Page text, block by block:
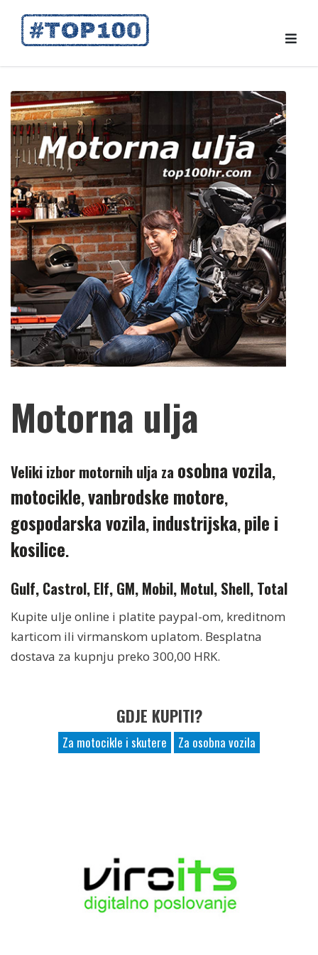
Motorna ulja
Veliki izbor motornih ulja za osobna vozila,
motocikle,vanbrodske motore,
gospodarska vozila, industrijska, pile i
kosilice.
Gulf, Castrol, Elf, GM, Mobil, Motul, Shell, Total
Kupite ulje online i platite paypal-om, kreditnom
karticom ili virmanskom uplatom. Besplatna
dostava za kupnju preko 300,00 HRK.
GDJE KUPITI?
Za motocikle i skutere Za osobna vozila